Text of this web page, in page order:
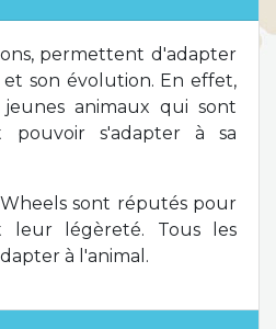
permettent d'adapter
et son évolution. En effet,
animaux qui sont
s'adapter à sa
sont réputés pour
leur légèreté. Tous les
à l'animal.